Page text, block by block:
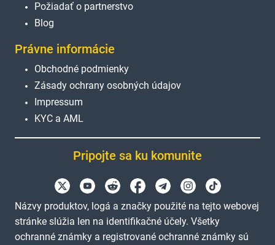
Požiadať o partnerstvo
Blog
Právne informácie
Obchodné podmienky
Zásady ochrany osobných údajov
Impressum
KYC a AML
Pripojte sa ku komunite
Názvy produktov, logá a značky použité na tejto webovej
stránke slúžia len na identifikačné účely. Všetky
ochranné známky a registrované ochranné známky sú